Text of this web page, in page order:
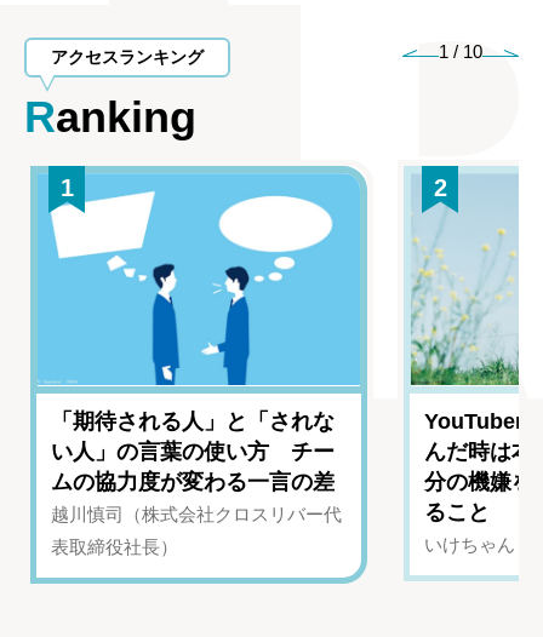
アクセスランキング
Ranking
1 / 10
1
「期待される人」と「されな
い人」の言葉の使い方 チー
ムの協力度が変わる一言の差
越川慎司（株式会社クロスリバー代
表取締役社長）
2
YouTuber
んだ時は
分の機嫌を
ること
いけちゃん（